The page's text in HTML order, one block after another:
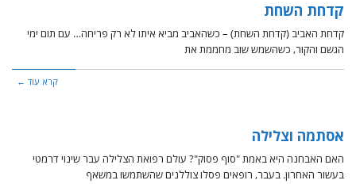
קדחת השחת
קדחת האביב (קדחת השחת) – כשהאביב מביא איתו לא רק פריחה… עם תום ימי
הגשם והקור, כשהשמש שוב מחממת את
קרא עוד ←
אסתמה וצלילה
האם האבחנה היא באמת "סוף פסוק"? עולם רפואת הצלילה עבר שינוי דרמטי
בעשור האחרון. בעבר, רופאים פסלו צוללנים שהשתמשו במשאף